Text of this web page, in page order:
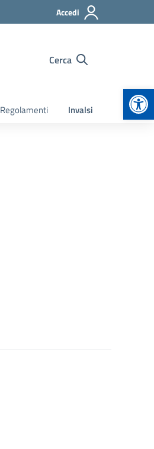
Accedi
Cerca
Regolamenti Invalsi